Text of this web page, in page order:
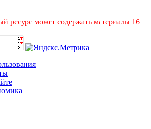
ресурс может содержать материалы 16+